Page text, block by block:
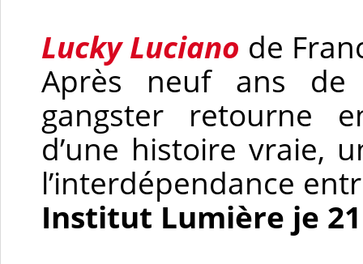
Lucky Luciano de
Après neuf ans de
gangster retourne
d’une histoire vraie,
l’interdépendance
Institut Lumière je